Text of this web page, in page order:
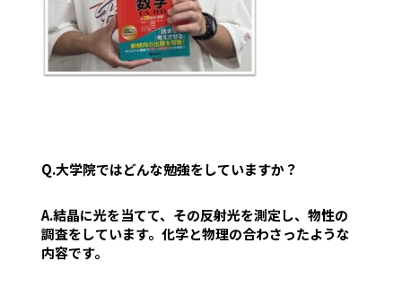
Q.大学院ではどんな勉強をしていますか？
A.結晶に光を当てて、その反射光を測定し、物性の
調査をしています。化学と物理の合わさったような
内容です。